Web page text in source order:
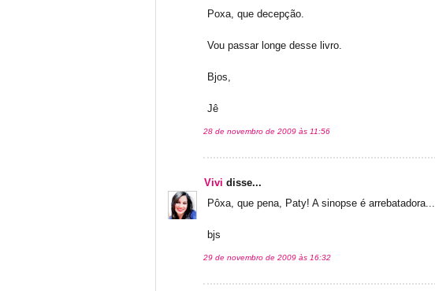
Poxa, que decepção.
Vou passar longe desse livro.
Bjos,
Jê
28 de novembro de 2009 às 11:56
Vivi disse...
Pôxa, que pena, Paty! A sinopse é arrebatadora...
bjs
29 de novembro de 2009 às 16:32